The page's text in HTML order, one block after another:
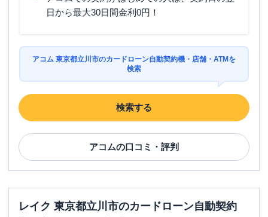
日から最大30日間金利0円！
アコム 東京都立川市のカードローン自動契約機・店舗・ATMを
検索
検索する
アコムの口コミ・評判
レイク 東京都立川市のカードローン自動契約